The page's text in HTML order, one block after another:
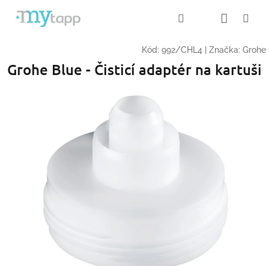
Přihlášení
košík
Kód: 992/CHL4 Značka: Grohe
Grohe Blue - Čisticí adaptér na kartuši